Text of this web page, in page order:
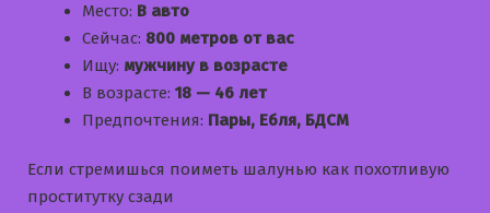
Место: В авто
Сейчас: 800 метров от вас
Ищу: мужчину в возрасте
В возрасте: 18 — 46 лет
Предпочтения: Пары, Ебля, БДСМ
Если стремишься поиметь шалунью как похотливую
проститутку сзади